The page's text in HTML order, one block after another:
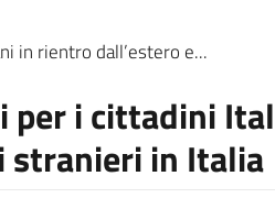
in rientro dall’estero e...
per i cittadini
stranieri in Italia